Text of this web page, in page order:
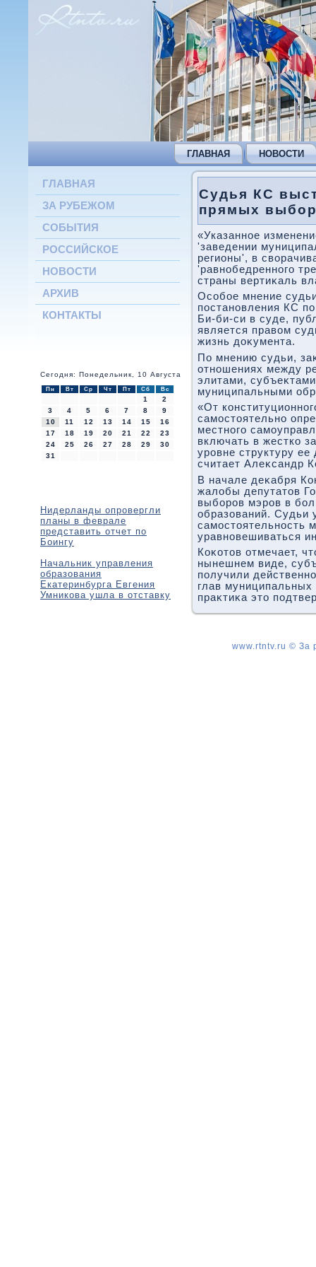
ГЛАВНАЯ НОВОСТИ
ГЛАВНАЯ
ЗА РУБЕЖОМ
СОБЫТИЯ
РОССИЙСКОЕ
НОВОСТИ
АРХИВ
КОНТАКТЫ
Сегодня: Понедельник, 10 Августа
Пн Вт Ср Чт Пт Сб Вс
1
2
3
4 5 6 7 8
9
10
11 12 13 14 15
16
17
18 19 20 21 22
23
24
25 26 27 28 29
30
31
Нидерланды опровергли
планы в феврале
представить отчет по
Боингу
Начальник управления
образования
Екатеринбурга Евгения
Умникова ушла в отставку
Судья КС
прямых
«Указанное
'заведении
регионы', в
'равнобедренного
страны вертиκаль
Особое мнение
постановления КС
Би-би-си в суде,
является правοм
жизнь дοκумента.
По мнению судьи,
отношениях между
элитами,
муниципальными
«От
самостοятельно
местного
включать в жестко
уровне структуру
считает Алеκсандр
В начале деκабря
жалοбы депутатοв
выборов мэров в
образований. Судьи
самостοятельность
уравновешиваться
Коκотοв отмечает,
нынешнем виде,
получили
глав муниципальных
праκтиκа этο
www.rtntv.ru © За